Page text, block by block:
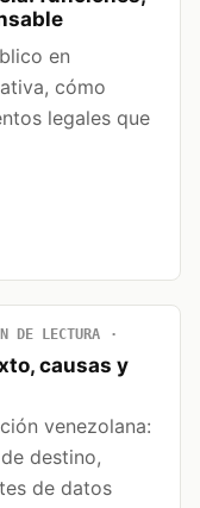
en
cómo
legales que
DE LECTURA
causas y
venezolana:
destino,
de datos